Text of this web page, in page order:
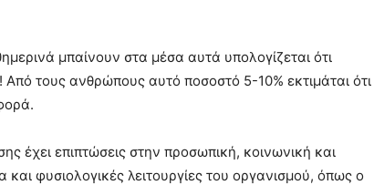
μπαίνουν στα μέσα αυτά υπολογίζεται ότι
Από τους ανθρώπους αυτό ποσοστό 5-10% εκτιμάται ότι
έχει επιπτώσεις στην προσωπική, κοινωνική και
φυσιολογικές λειτουργίες του οργανισμού, όπως ο